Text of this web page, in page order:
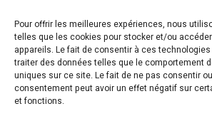
Pour offrir les meilleures expériences, nous
telles que les cookies pour stocker et/ou
appareils. Le fait de consentir à ces
traiter des données telles que le comportement
uniques sur ce site. Le fait de ne pas consentir
consentement peut avoir un effet négatif sur
et fonctions.